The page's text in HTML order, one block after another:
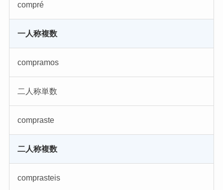
compré
一人称複数
compramos
二人称単数
compraste
二人称複数
comprasteis